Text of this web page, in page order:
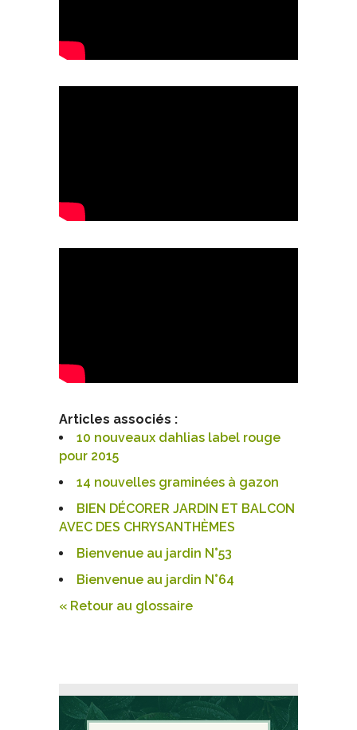
Articles associés :
10 nouveaux dahlias label rouge
pour 2015
14 nouvelles graminées à gazon
BIEN DÉCORER JARDIN ET BALCON
AVEC DES CHRYSANTHÈMES
Bienvenue au jardin N°53
Bienvenue au jardin N°64
« Retour au glossaire